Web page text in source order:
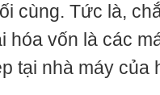
cùng. Tức là,
hóa vốn là các
tại nhà máy của